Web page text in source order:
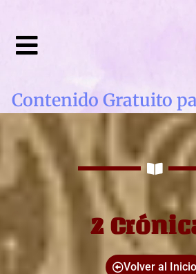
Contenido Gratuito
2
Volver al Inicio